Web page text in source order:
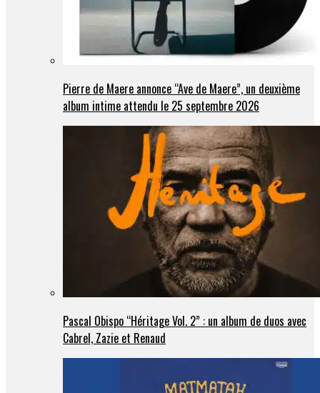
Pierre de Maere annonce “Ave de Maere”, un deuxième
album intime attendu le 25 septembre 2026
Pascal Obispo “Héritage Vol. 2” : un album de duos avec
Cabrel, Zazie et Renaud